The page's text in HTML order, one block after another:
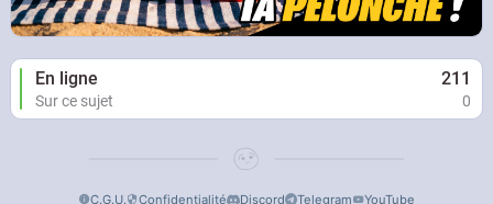
En ligne 211
Sur ce sujet 0
C.G.U. Confidentialité Discord Telegram YouTube